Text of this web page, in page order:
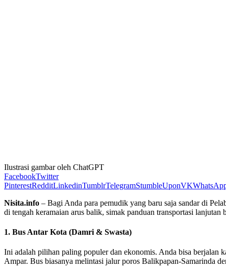
Ilustrasi gambar oleh ChatGPT
FacebookTwitter
PinterestRedditLinkedinTumblrTelegramStumbleUponVK
Nisita.info – Bagi Anda para pemudik yang baru saja sandar di
di tengah keramaian arus balik, simak panduan transportasi lanjutan
1. Bus Antar Kota (Damri & Swasta)
Ini adalah pilihan paling populer dan ekonomis. Anda bisa berjalan
Ampar. Bus biasanya melintasi jalur poros Balikpapan-Samarinda